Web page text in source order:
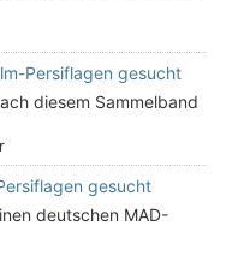
Persiflagen gesucht
diesem Sammelband
gesucht
deutschen MAD-